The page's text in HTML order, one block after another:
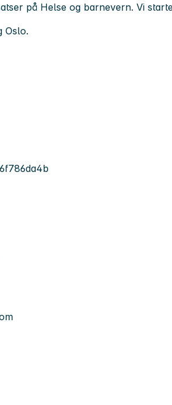
på Helse og barnevern. Vi
Oslo.